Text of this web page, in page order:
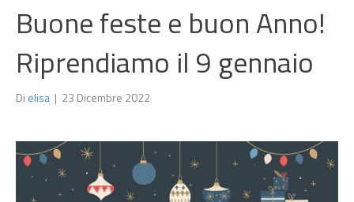
Buone feste e buon Anno!
Riprendiamo il 9 gennaio
Di elisa | 23 Dicembre 2022